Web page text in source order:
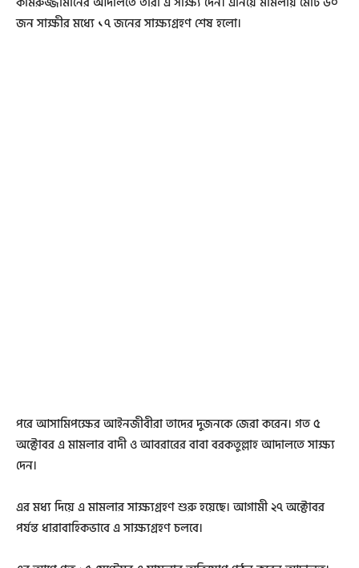
জন সাক্ষীর মধ্যে ১৭ জনের সাক্ষ্যগ্রহণ শেষ হলো।
পরে আসামিপক্ষের আইনজীবীরা তাদের দুজনকে জেরা করেন। গত ৫
অক্টোবর এ মামলার বাদী ও আবরারের বাবা বরকতুল্লাহ আদালতে সাক্ষ্য
দেন।
এর মধ্য দিয়ে এ মামলার সাক্ষ্যগ্রহণ শুরু হয়েছে। আগামী ২৭ অক্টোবর
পর্যন্ত ধারাবাহিকভাবে এ সাক্ষ্যগ্রহণ চলবে।